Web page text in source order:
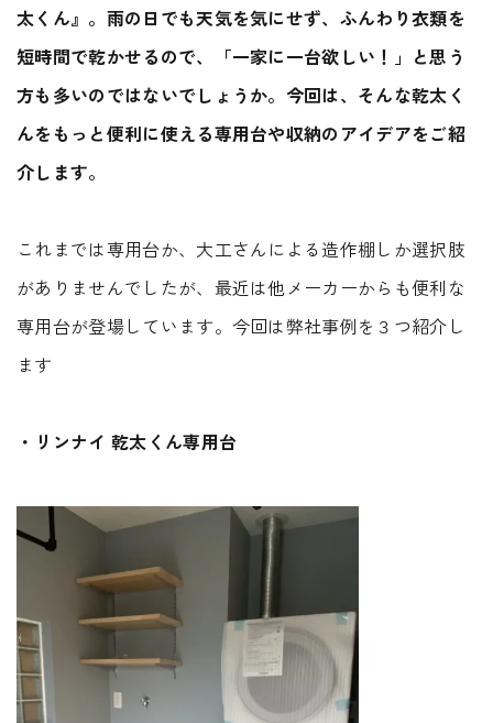
REQUEST INFO
お問い合わせ
CONTACT
電話からのお問い合わせ
受付時間 9:00-18:00 火・水定休日
0545-63-0123
太くん』。雨の日でも天気を気にせず、ふんわり衣類を
短時間で乾かせるので、「一家に一台欲しい！」と思う
方も多いのではないでしょうか。 今回は、そんな乾太く
んをもっと便利に使える専用台や収納のアイデアをご紹
介します。
これまでは専用台か、大工さんによる造作棚しか選択肢
がありませんでしたが、最近は他メーカーからも便利な
専用台が登場しています。今回は弊社事例を３つ紹介し
ます
・リンナイ 乾太くん専用台